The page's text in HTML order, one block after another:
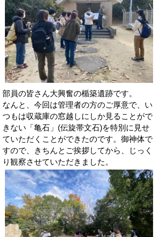
部員の皆さん大興奮の楯築遺跡です。
なんと、今回は管理者の方のご厚意で、い
つもは収蔵庫の窓越しにしか見ることがで
きない「亀石」(伝旋帯文石)を特別に見せ
ていただくことができたのです。御神体で
すので、きちんとご挨拶してから、じっく
り観察させていただきました。